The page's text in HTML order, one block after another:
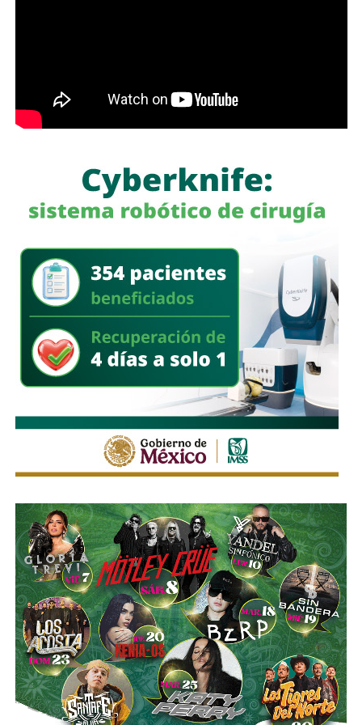
de agua potable y drenaje, alumbrado público, banquetas,
guarniciones, rampas para personas con discapacidad,
pasos peatonales y señalética, con el propósito de
calidad de vida de las familias. Indicó que, en el caso de la
calle Enramadas, se intervienen ademásmil 280 metros
cuadrados de pavimentocomo parte del compromiso de
El presidente municipal reiteró que el
Gobierno de la
Capitalcontinuará llevando obra pública a más colonias y
comunidades para reducir rezagos históricos y construir
vialidades más seguras, funcionales y duraderas. Subrayó
que la estrategia de Vialidades Potosinas 2.0
mantiene
un avance sostenido para responder a las necesidades de
la población y mejorar la conectividad en todo el municipio.
También lee:Gloria Trevi visita La Pila antes de su
concierto